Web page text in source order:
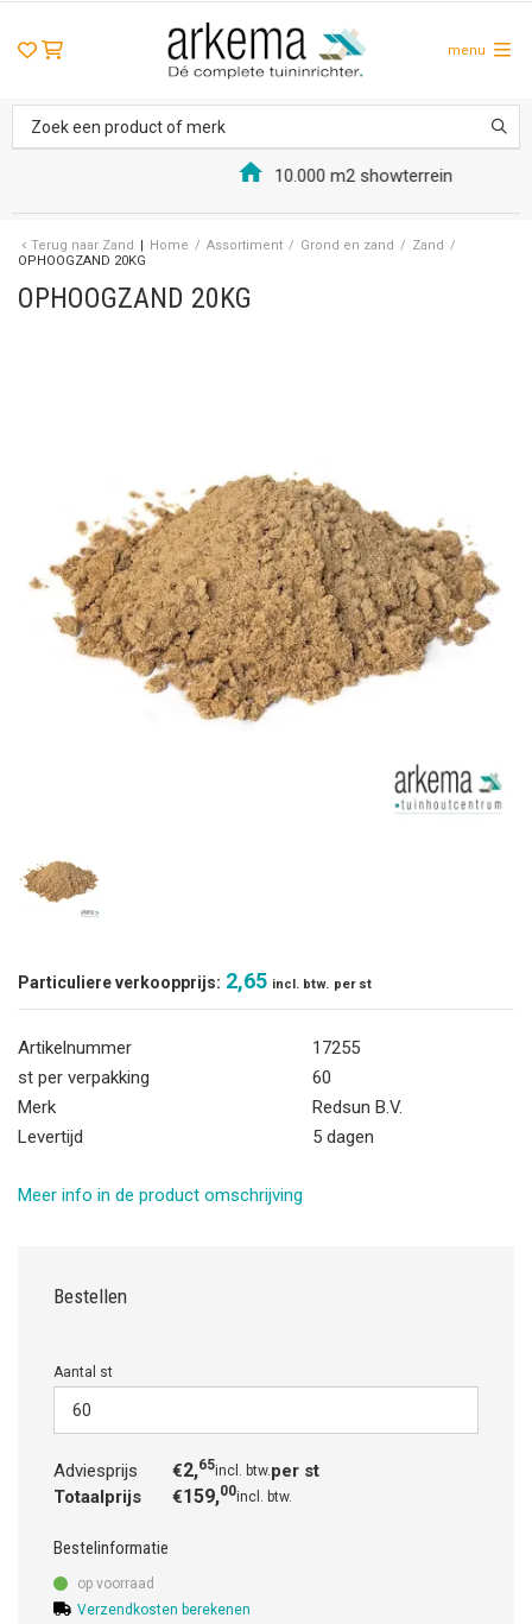
menu
10.000 m2 showterrein
Terug naar Zand Home / Assortiment / Grond en zand / Zand /
OPHOOGZAND 20KG
OPHOOGZAND 20KG
Particuliere verkoopprijs: 2,65 incl. btw. per st
Artikelnummer
17255
st per verpakking
60
Merk
Redsun B.V.
Levertijd
5 dagen
Meer info in de product omschrijving
Bestellen
Aantal st
Adviesprijs €2,65incl. btw.per st
Totaalprijs
€159,00incl. btw.
Bestelinformatie
op voorraad
Verzendkosten berekenen